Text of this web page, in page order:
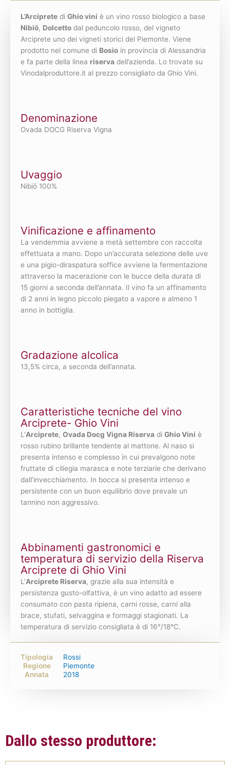
L’Arciprete di Ghio vini è un vino rosso biologico a base
Nibiö, Dolcetto dal peduncolo rosso, del vigneto
Arciprete uno dei vigneti storici del Piemonte. Viene
prodotto nel comune di Bosio in provincia di Alessandria
e fa parte della linea riserva dell’azienda. Lo trovate su
Vinodalproduttore.it al prezzo consigliato da Ghio Vini.
Denominazione
Ovada DOCG Riserva Vigna
Uvaggio
Nibiö 100%
Vinificazione e affinamento
La vendemmia avviene a metà settembre con raccolta
effettuata a mano. Dopo un’accurata selezione delle uve
e una pigio-diraspatura soffice avviene la fermentazione
attraverso la macerazione con le bucce della durata di
15 giorni a seconda dell’annata. Il vino fa un affinamento
di 2 anni in legno piccolo piegato a vapore e almeno 1
anno in bottiglia.
Gradazione alcolica
13,5% circa, a seconda dell’annata.
Caratteristiche tecniche del vino
Arciprete- Ghio Vini
L’Arciprete, Ovada Docg Vigna Riserva di Ghio Vini è
rosso rubino brillante tendente al mattone. Al naso si
presenta intenso e complesso in cui prevalgono note
fruttate di ciliegia marasca e note terziarie che derivano
dall’invecchiamento. In bocca si presenta intenso e
persistente con un buon equilibrio dove prevale un
tannino non aggressivo.
Abbinamenti gastronomici e
temperatura di servizio della Riserva
Arciprete di Ghio Vini
L’Arciprete Riserva, grazie alla sua intensità e
persistenza gusto-olfattiva, è un vino adatto ad essere
consumato con pasta ripiena, carni rosse, carni alla
brace, stufati, selvaggina e formaggi stagionati. La
temperatura di servizio consigliata è di 16°/18°C.
Tipologia
Rossi
Regione
Piemonte
Annata
2018
Dallo stesso produttore: